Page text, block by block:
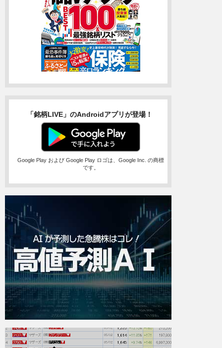
「銘柄LIVE」のAndroidアプリが登場！
Google Play および Google Play ロゴは、Google Inc. の商標
です。